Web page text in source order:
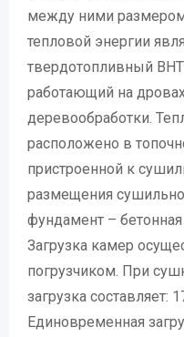
между ними
тепловой энергии
твердотопливный
работающий на
деревообработки.
расположено в
пристроенной к
размещения
фундамент –
Загрузка камер
погрузчиком. При
загрузка составляет:
Единовременная